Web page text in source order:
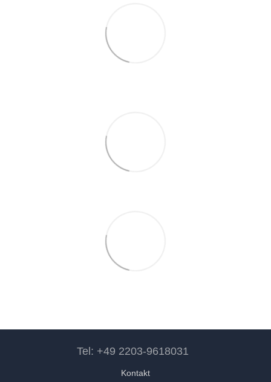
Tel: +49 2203-9618031
Kontakt